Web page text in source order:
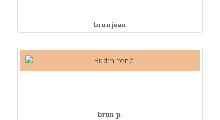
brun jean
brun p.